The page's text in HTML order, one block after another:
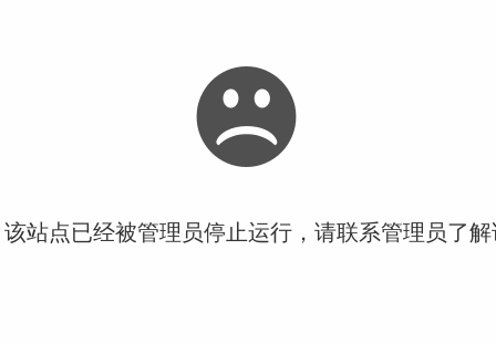
站点已经被管理员停止运行，请联系管理员了